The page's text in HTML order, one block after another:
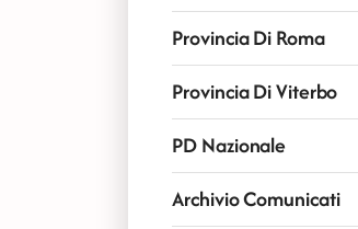
Provincia Di Roma
Provincia Di Viterbo
PD Nazionale
Archivio Comunicati